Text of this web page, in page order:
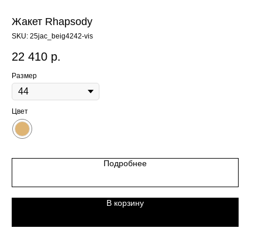
Жакет Rhapsody
SKU: 25jac_beig4242-vis
22 410 р.
Размер
Цвет
Подробнее
В корзину